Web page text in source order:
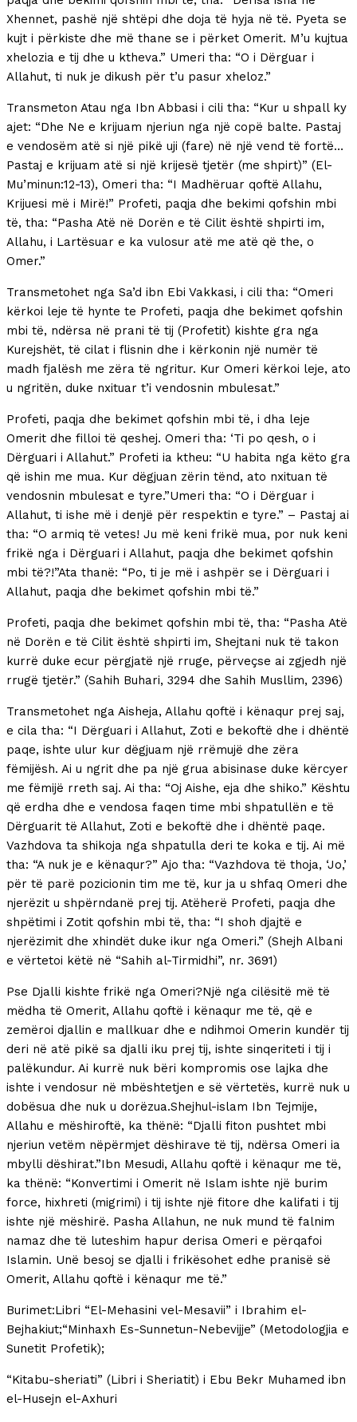
Xhennet, pashë një shtëpi dhe doja të hyja në të. Pyeta se
kujt i përkiste dhe më thane se i përket Omerit. M’u kujtua
xhelozia e tij dhe u ktheva.” Umeri tha: “O i Dërguar i
Allahut, ti nuk je dikush për t’u pasur xheloz.”
Transmeton Atau nga Ibn Abbasi i cili tha: “Kur u shpall ky
ajet: “Dhe Ne e krijuam njeriun nga një copë balte. Pastaj
e vendosëm atë si një pikë uji (fare) në një vend të fortë…
Pastaj e krijuam atë si një krijesë tjetër (me shpirt)” (El-
Mu’minun:12-13), Omeri tha: “I Madhëruar qoftë Allahu,
Krijuesi më i Mirë!” Profeti, paqja dhe bekimi qofshin mbi
të, tha: “Pasha Atë në Dorën e të Cilit është shpirti im,
Allahu, i Lartësuar e ka vulosur atë me atë që the, o
Omer.”
Transmetohet nga Sa’d ibn Ebi Vakkasi, i cili tha: “Omeri
kërkoi leje të hynte te Profeti, paqja dhe bekimet qofshin
mbi të, ndërsa në prani të tij (Profetit) kishte gra nga
Kurejshët, të cilat i flisnin dhe i kërkonin një numër të
madh fjalësh me zëra të ngritur. Kur Omeri kërkoi leje, ato
u ngritën, duke nxituar t’i vendosnin mbulesat.”
Profeti, paqja dhe bekimet qofshin mbi të, i dha leje
Omerit dhe filloi të qeshej. Omeri tha: ‘Ti po qesh, o i
Dërguari i Allahut.” Profeti ia ktheu: “U habita nga këto gra
që ishin me mua. Kur dëgjuan zërin tënd, ato nxituan të
vendosnin mbulesat e tyre.”Umeri tha: “O i Dërguar i
Allahut, ti ishe më i denjë për respektin e tyre.” – Pastaj ai
tha: “O armiq të vetes! Ju më keni frikë mua, por nuk keni
frikë nga i Dërguari i Allahut, paqja dhe bekimet qofshin
mbi të?!”Ata thanë: “Po, ti je më i ashpër se i Dërguari i
Allahut, paqja dhe bekimet qofshin mbi të.”
Profeti, paqja dhe bekimet qofshin mbi të, tha: “Pasha Atë
në Dorën e të Cilit është shpirti im, Shejtani nuk të takon
kurrë duke ecur përgjatë një rruge, përveçse ai zgjedh një
rrugë tjetër.” (Sahih Buhari, 3294 dhe Sahih Musllim, 2396)
Transmetohet nga Aisheja, Allahu qoftë i kënaqur prej saj,
e cila tha: “I Dërguari i Allahut, Zoti e bekoftë dhe i dhëntë
paqe, ishte ulur kur dëgjuam një rrëmujë dhe zëra
fëmijësh. Ai u ngrit dhe pa një grua abisinase duke kërcyer
me fëmijë rreth saj. Ai tha: “Oj Aishe, eja dhe shiko.” Kështu
që erdha dhe e vendosa faqen time mbi shpatullën e të
Dërguarit të Allahut, Zoti e bekoftë dhe i dhëntë paqe.
Vazhdova ta shikoja nga shpatulla deri te koka e tij. Ai më
tha: “A nuk je e kënaqur?” Ajo tha: “Vazhdova të thoja, ‘Jo,’
për të parë pozicionin tim me të, kur ja u shfaq Omeri dhe
njerëzit u shpërndanë prej tij. Atëherë Profeti, paqja dhe
shpëtimi i Zotit qofshin mbi të, tha: “I shoh djajtë e
njerëzimit dhe xhindët duke ikur nga Omeri.” (Shejh Albani
e vërtetoi këtë në “Sahih al-Tirmidhi”, nr. 3691)
Pse Djalli kishte frikë nga Omeri?Një nga cilësitë më të
mëdha të Omerit, Allahu qoftë i kënaqur me të, që e
zemëroi djallin e mallkuar dhe e ndihmoi Omerin kundër tij
deri në atë pikë sa djalli iku prej tij, ishte sinqeriteti i tij i
palëkundur. Ai kurrë nuk bëri kompromis ose lajka dhe
ishte i vendosur në mbështetjen e së vërtetës, kurrë nuk u
dobësua dhe nuk u dorëzua.Shejhul-islam Ibn Tejmije,
Allahu e mëshiroftë, ka thënë: “Djalli fiton pushtet mbi
njeriun vetëm nëpërmjet dëshirave të tij, ndërsa Omeri ia
mbylli dëshirat.”Ibn Mesudi, Allahu qoftë i kënaqur me të,
ka thënë: “Konvertimi i Omerit në Islam ishte një burim
force, hixhreti (migrimi) i tij ishte një fitore dhe kalifati i tij
ishte një mëshirë. Pasha Allahun, ne nuk mund të falnim
namaz dhe të luteshim hapur derisa Omeri e përqafoi
Islamin. Unë besoj se djalli i frikësohet edhe pranisë së
Omerit, Allahu qoftë i kënaqur me të.”
Burimet:Libri “El-Mehasini vel-Mesavii” i Ibrahim el-
Bejhakiut;“Minhaxh Es-Sunnetun-Nebevijje” (Metodologjia e
Sunetit Profetik);
“Kitabu-sheriati” (Libri i Sheriatit) i Ebu Bekr Muhamed ibn
el-Husejn el-Axhuri